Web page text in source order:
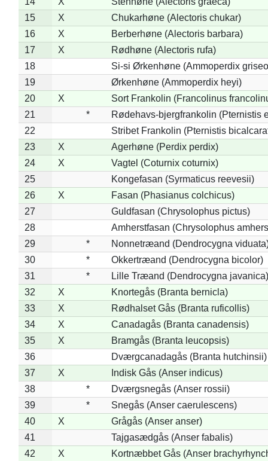
15
X
Chukarhøne (Alectoris chukar)
16
X
Berberhøne (Alectoris barbara)
17
X
Rødhøne (Alectoris rufa)
18
Si-si Ørkenhøne (Ammoperdix
19
Ørkenhøne (Ammoperdix heyi)
20
X
Sort Frankolin (Francolinus
21
*
Rødehavs-bjergfrankolin (Pternistis
22
Stribet Frankolin (Pternistis
23
X
Agerhøne (Perdix perdix)
24
X
Vagtel (Coturnix coturnix)
25
Kongefasan (Syrmaticus reevesii)
26
X
Fasan (Phasianus colchicus)
27
Guldfasan (Chrysolophus pictus)
28
Amherstfasan (Chrysolophus
29
*
Nonnetræand (Dendrocygna
30
*
Okkertræand (Dendrocygna bicolor)
31
*
Lille Træand (Dendrocygna javanica)
32
X
Knortegås (Branta bernicla)
33
X
Rødhalset Gås (Branta ruficollis)
34
X
Canadagås (Branta canadensis)
35
X
Bramgås (Branta leucopsis)
36
Dværgcanadagås (Branta hutchinsii)
37
X
Indisk Gås (Anser indicus)
38
*
Dværgsnegås (Anser rossii)
39
*
Snegås (Anser caerulescens)
40
X
Grågås (Anser anser)
41
Tajgasædgås (Anser fabalis)
42
X
Kortnæbbet Gås (Anser